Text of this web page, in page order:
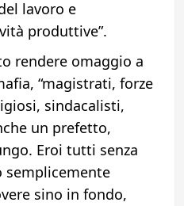
lavoro e
produttive”.
rendere omaggio a
“magistrati, forze
sindacalisti,
un prefetto,
Eroi tutti senza
semplicemente
sino in fondo,